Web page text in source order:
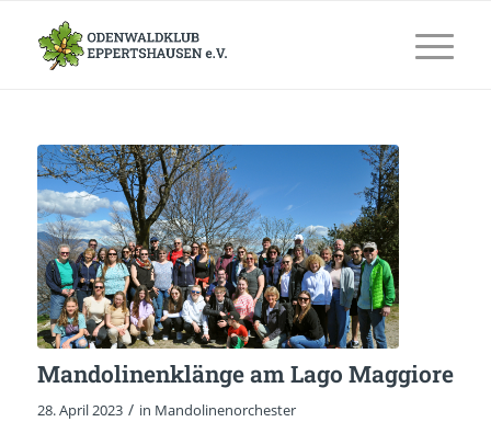
Mandolinenklänge am Lago Maggiore
28. April 2023 / in Mandolinenorchester